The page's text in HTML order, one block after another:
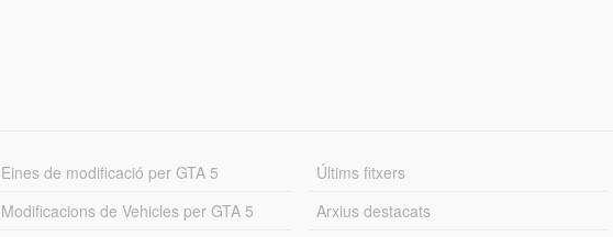
Eines de modificació per GTA 5
Modificacions de Vehicles per GTA 5
Últims fitxers
Arxius destacats